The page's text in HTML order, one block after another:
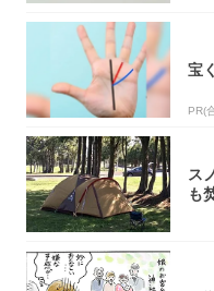
宝
PR(
ス
も